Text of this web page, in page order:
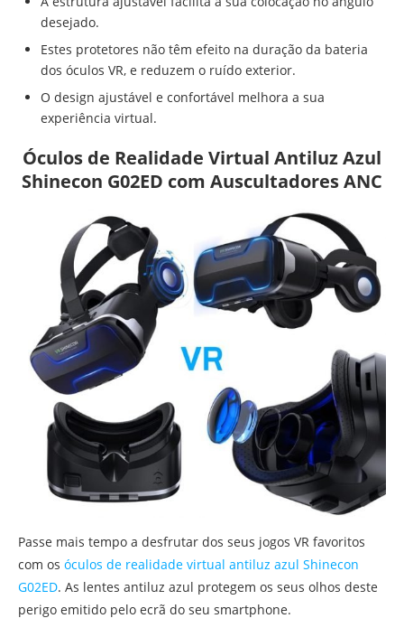
desejado.
Estes protetores não têm efeito na duração da bateria
dos óculos VR, e reduzem o ruído exterior.
O design ajustável e confortável melhora a sua
experiência virtual.
Óculos de Realidade Virtual Antiluz Azul
Shinecon G02ED com Auscultadores ANC
Passe mais tempo a desfrutar dos seus jogos VR favoritos
com os óculos de realidade virtual antiluz azul Shinecon
G02ED. As lentes antiluz azul protegem os seus olhos deste
perigo emitido pelo ecrã do seu smartphone.